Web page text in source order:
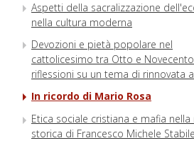
Aspetti della sacralizzazione
nella cultura moderna
Devozioni e pietà popolare nel
cattolicesimo tra Otto e
riflessioni su un tema di rinnovata
In ricordo di Mario Rosa
Etica sociale cristiana e mafia nella
storica di Francesco Michele Stabile